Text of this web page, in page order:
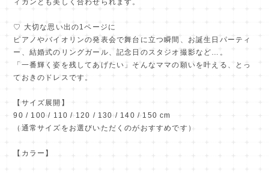
♡ 大切な思い出の1ページに
ピアノやバイオリンの発表会で舞台に立つ瞬間、お誕生日パーティ
ー、結婚式のリングガール、記念日のスタジオ撮影など…。
「一番輝く姿を残してあげたい」そんなママの願いを叶える、とっ
ておきのドレスです。
【サイズ展開】
90 / 100 / 110 / 120 / 130 / 140 / 150 cm
（通常サイズをお選びいただくのがおすすめです）
【カラー】